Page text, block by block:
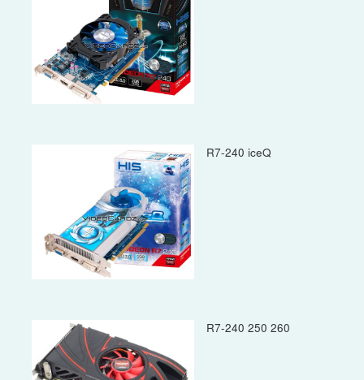
R7-240 iceQ
R7-240 250 260